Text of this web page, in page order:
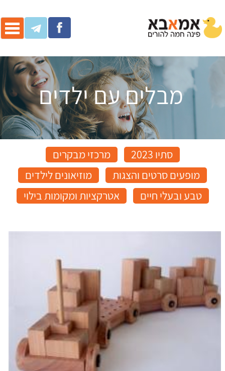
מבלים עם ילדים
סתיו 2023
מרכזי מבקרים
מופעים סרטים והצגות
מוזיאונים לילדים
טבע ובעלי חיים
אטרקציות ומקומות בילוי